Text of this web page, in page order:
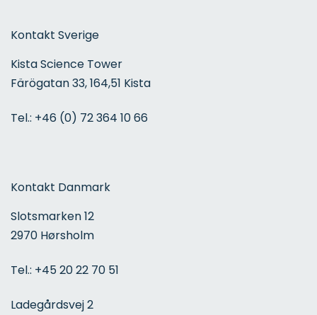
Kontakt Sverige
Kista Science Tower
Färögatan 33, 164,51 Kista
Tel.: +46 (0) 72 364 10 66
Kontakt Danmark
Slotsmarken 12
2970 Hørsholm
Tel.: +45 20 22 70 51
Ladegårdsvej 2